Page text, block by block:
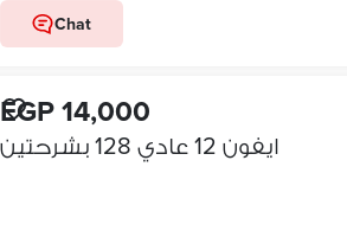
Chat
EGP 14,000
ايفون 12 عادي 128 بشرحتين